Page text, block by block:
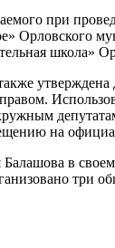
при
школа»
на
в
три